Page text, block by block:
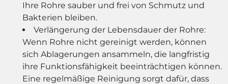
Ihre Rohre sauber und frei von Schmutz und
Bakterien bleiben.
Verlängerung der Lebensdauer der Rohre:
Wenn Rohre nicht gereinigt werden, können
sich Ablagerungen ansammeln, die langfristig
ihre Funktionsfähigkeit beeinträchtigen können.
Eine regelmäßige Reinigung sorgt dafür, dass